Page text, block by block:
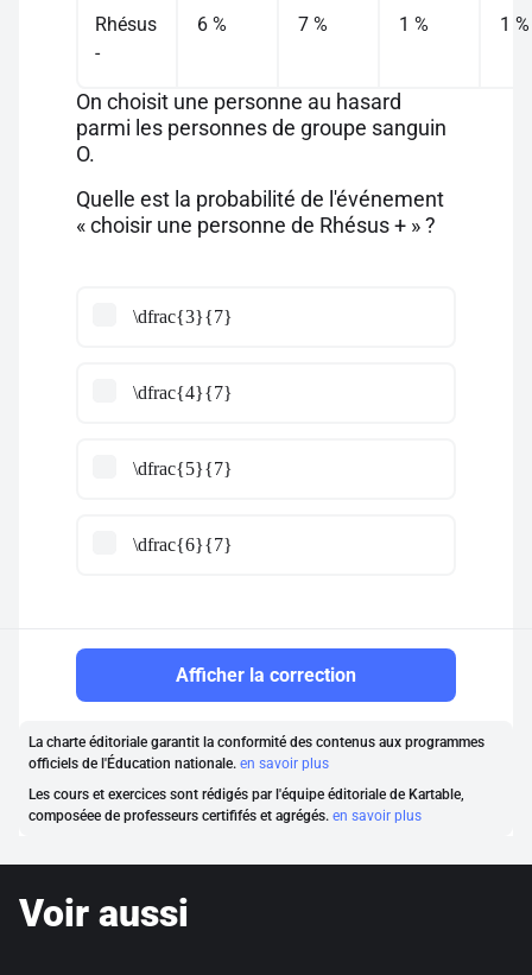
Rhésus
-
6 % 7 % 1 % 1 %
On choisit une personne au hasard
parmi les personnes de groupe sanguin
O.
Quelle est la probabilité de l'événement
« choisir une personne de Rhésus + » ?
\dfrac{3}{7}
\dfrac{4}{7}
\dfrac{5}{7}
\dfrac{6}{7}
Afficher la correction
La charte éditoriale garantit la conformité des contenus aux programmes
officiels de l'Éducation nationale. en savoir plus
Les cours et exercices sont rédigés par l'équipe éditoriale de Kartable,
composéee de professeurs certififés et agrégés. en savoir plus
Voir aussi